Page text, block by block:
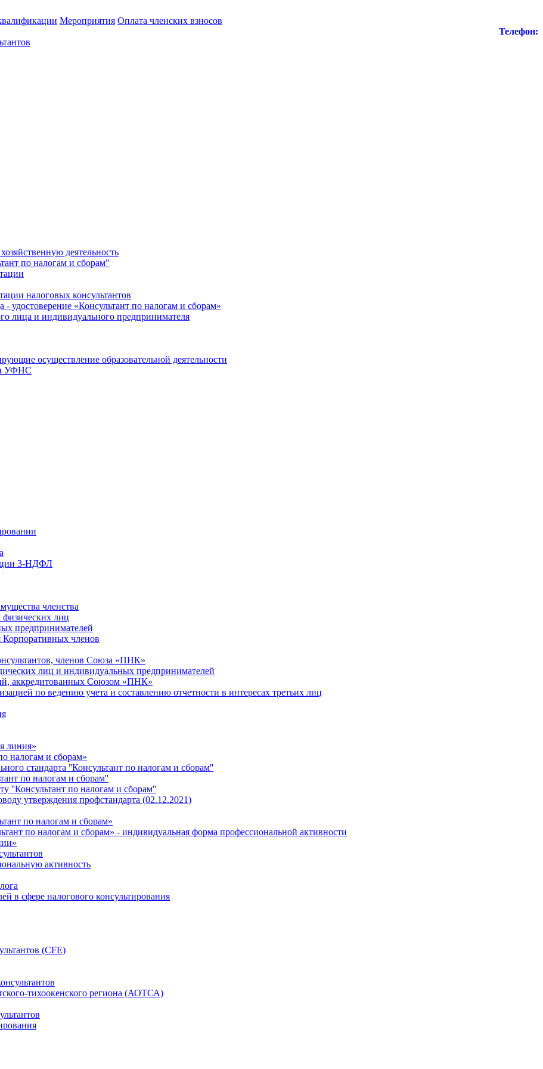
Мероприятия Оплата членских взносов
Телефон:
деятельность
по налогам и сборам"
налоговых консультантов
удостоверение «Консультант по налогам и сборам»
лица и индивидуального предпринимателя
осуществление образовательной деятельности
УФНС
3-НДФЛ
членства
физических лиц
предпринимателей
Корпоративных членов
членов Союза «ПНК»
лиц и индивидуальных предпринимателей
аккредитованных Союзом «ПНК»
по ведению учета и составлению отчетности в интересах третьих лиц
линия»
налогам и сборам»
стандарта ''Консультант по налогам и сборам''
по налогам и сборам''
''Консультант по налогам и сборам''
утверждения профстандарта (02.12.2021)
по налогам и сборам»
по налогам и сборам» - индивидуальная форма профессиональной активности
активность
в сфере налогового консультирования
(CFE)
тихоокенского региона (АОТСА)